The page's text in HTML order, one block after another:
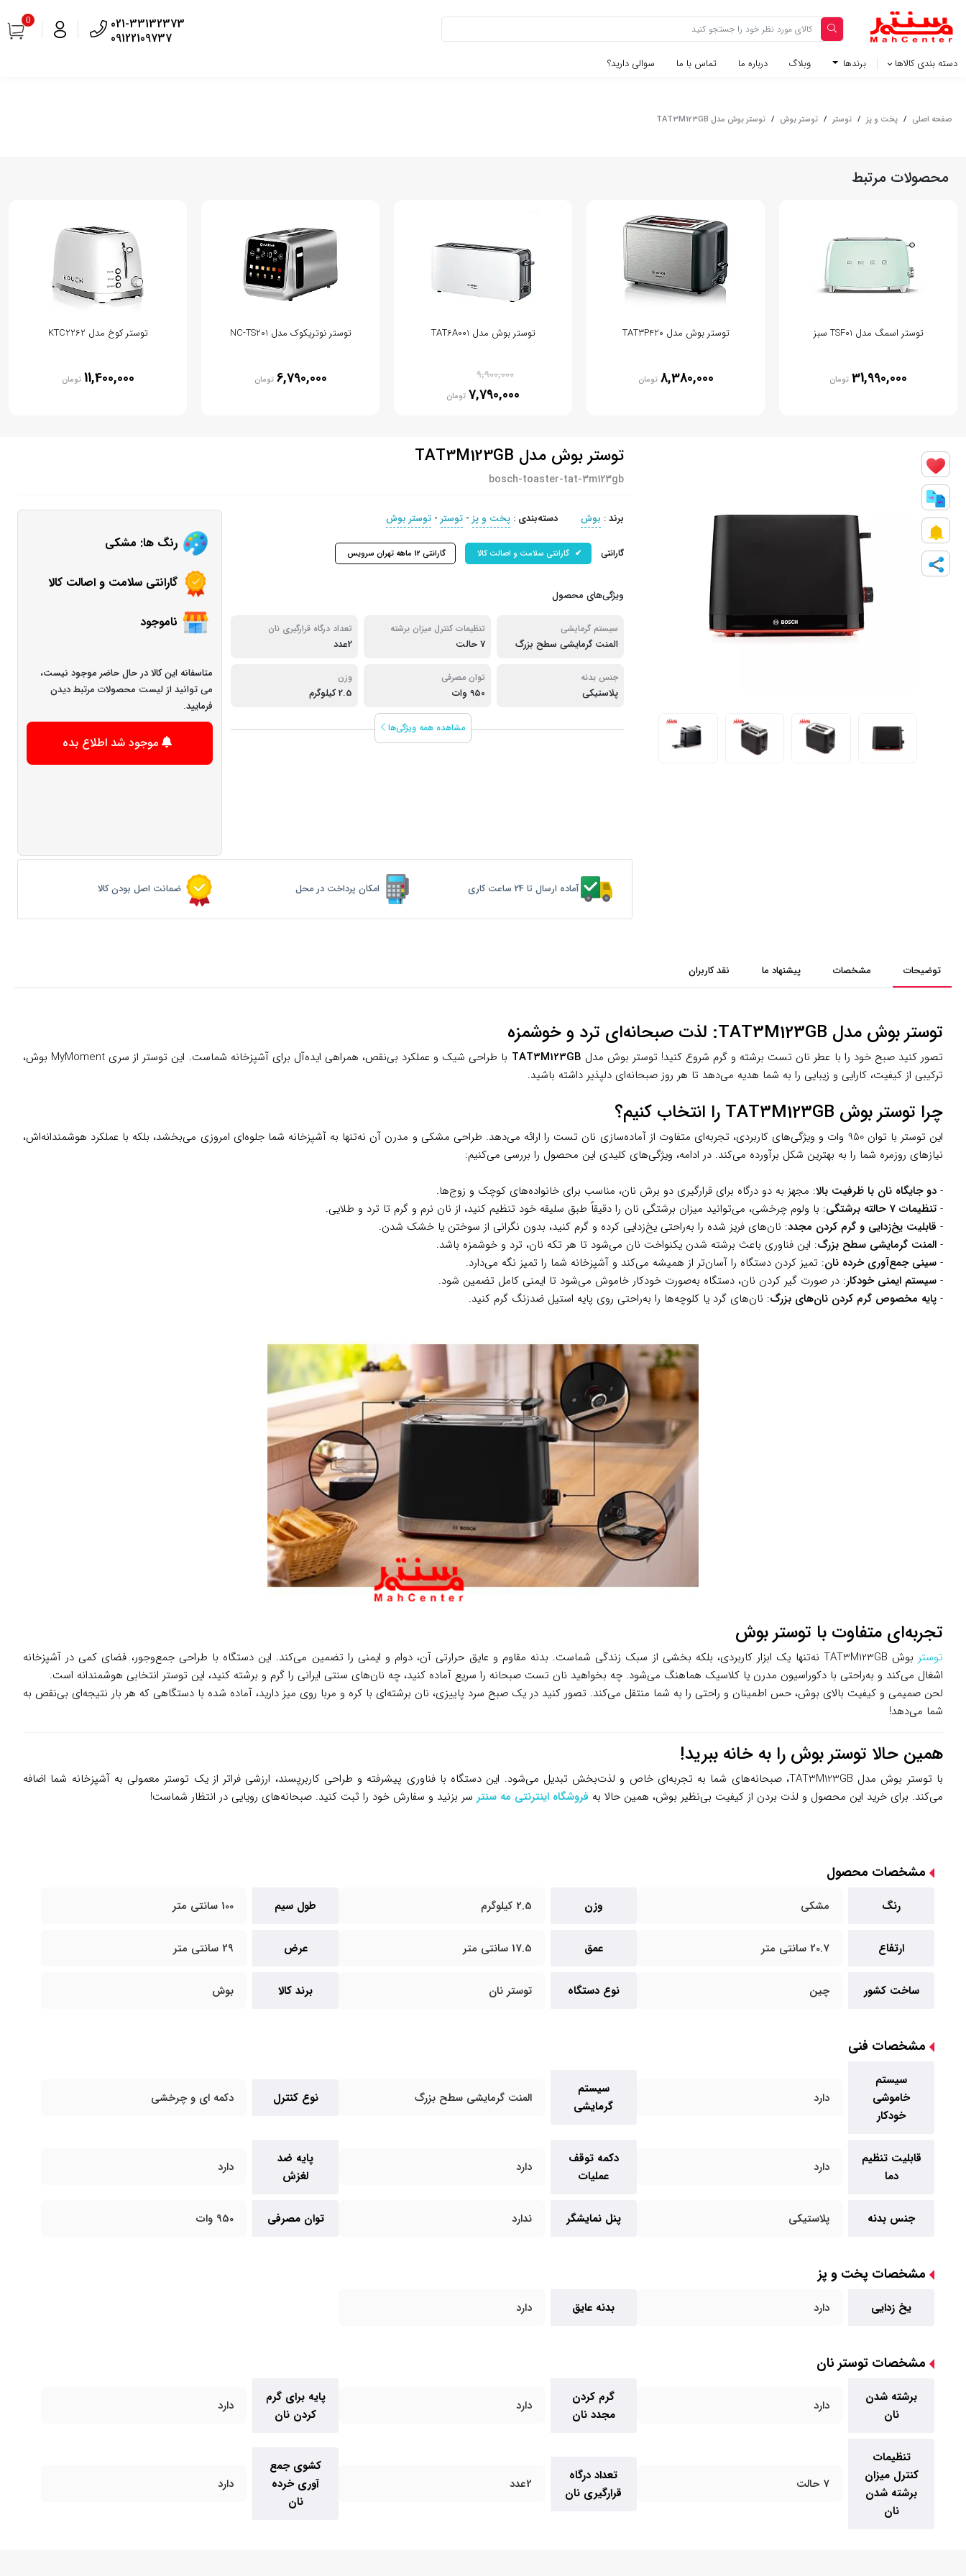
021-33132373
09122109737
0
دسته بندی کالاها برندها وبلاگ‌ درباره ما تماس با ما سوالی دارید؟
صفحه اصلی / پخت و پز / توستر / توستر بوش / توستر بوش مدل TAT3M123GB
محصولات مرتبط
توستر اسمگ مدل TSF01 سبز
31,990,000 تومان
توستر بوش مدل TAT3P420
8,380,000 تومان
توستر بوش مدل TAT6A001
9,900,000
7,790,000 تومان
توستر نوتریکوک مدل ‎NC-TS201
6,790,000 تومان
توستر کوخ مدل KTC2262
11,400,000 تومان
توستر بوش مدل TAT3M123GB
bosch-toaster-tat-3m123gb
برند: بوش دسته‌بندی : پخت و پز - توستر - توستر بوش
گارانتی گارانتی سلامت و اصالت کالا گارانتی 12 ماهه تهران سرویس
ویژگی‌های محصول
سیستم گرمایشی
المنت گرمایشی سطح بزرگ
تنظیمات کنترل میزان برشته
شدن نان
7 حالت
تعداد درگاه قرارگیری نان
2عدد
جنس بدنه
پلاستیکی
توان مصرفی
950 وات
وزن
2.5 کیلوگرم
مشاهده همه ویژگی‌ها
رنگ ها: مشکی
گارانتی سلامت و اصالت کالا
ناموجود
متاسفانه این کالا در حال حاضر موجود نیست،
می توانید از لیست محصولات مرتبط دیدن
فرمایید.
موجود شد اطلاع بده
آماده ارسال تا 24 ساعت کاری امکان پرداخت در محل ضمانت اصل بودن کالا
توضیحات مشخصات پیشنهاد ما نقد کاربران
توستر بوش مدل TAT3M123GB: لذت صبحانه‌ای ترد و خوشمزه
تصور کنید صبح خود را با عطر نان تست برشته و گرم شروع کنید! توستر بوش مدل TAT3M123GB
با طراحی شیک و عملکرد بی‌نقص، همراهی ایده‌آل برای آشپزخانه شماست. این توستر از سری MyMoment بوش،
ترکیبی از کیفیت، کارایی و زیبایی را به شما هدیه می‌دهد تا هر روز صبحانه‌ای دلپذیر داشته باشید.
چرا توستر بوش TAT3M123GB را انتخاب کنیم؟
این توستر با توان 950 وات و ویژگی‌های کاربردی، تجربه‌ای متفاوت از آماده‌سازی نان تست را ارائه می‌دهد. طراحی مشکی و مدرن آن نه‌تنها به آشپزخانه شما جلوه‌ای امروزی می‌بخشد، بلکه با عملکرد هوشمندانه‌اش،
نیازهای روزمره شما را به بهترین شکل برآورده می‌کند. در ادامه، ویژگی‌های کلیدی این محصول را بررسی می‌کنیم:
- دو جایگاه نان با ظرفیت بالا: مجهز به دو درگاه برای قرارگیری دو برش نان، مناسب برای خانواده‌های کوچک و زوج‌ها.
- تنظیمات 7 حالته برشتگی
: با ولوم چرخشی، می‌توانید میزان برشتگی نان را دقیقاً طبق سلیقه خود تنظیم کنید، از نان نرم و گرم تا ترد و طلایی.
- قابلیت یخ‌زدایی و گرم کردن مجدد: نان‌های فریز شده را به‌راحتی یخ‌زدایی کرده و گرم کنید، بدون نگرانی از سوختن یا خشک شدن.
- المنت گرمایشی سطح بزرگ: این فناوری باعث برشته شدن یکنواخت نان می‌شود تا هر تکه نان، ترد و خوشمزه باشد.
- سینی جمع‌آوری خرده نان: تمیز کردن دستگاه را آسان‌تر از همیشه می‌کند و آشپزخانه شما را تمیز نگه می‌دارد.
- سیستم ایمنی خودکار: در صورت گیر کردن نان، دستگاه به‌صورت خودکار خاموش می‌شود تا ایمنی کامل تضمین شود.
- پایه مخصوص گرم کردن نان‌های بزرگ: نان‌های گرد یا کلوچه‌ها را به‌راحتی روی پایه استیل ضدزنگ گرم کنید.
تجربه‌ای متفاوت با توستر بوش
توستر
بوش TAT3M123GB نه‌تنها یک ابزار کاربردی، بلکه بخشی از سبک زندگی شماست. بدنه مقاوم و عایق حرارتی آن، دوام و ایمنی را تضمین می‌کند. این دستگاه با طراحی جمع‌وجور، فضای کمی در آشپزخانه
اشغال می‌کند و به‌راحتی با دکوراسیون مدرن یا کلاسیک هماهنگ می‌شود. چه بخواهید نان تست صبحانه را سریع آماده کنید، چه نان‌های سنتی ایرانی را گرم و برشته کنید، این توستر انتخابی هوشمندانه است.
لحن صمیمی و کیفیت بالای بوش، حس اطمینان و راحتی را به شما منتقل می‌کند. تصور کنید در یک صبح سرد پاییزی، نان برشته‌ای با کره و مربا روی میز دارید، آماده شده با دستگاهی که هر بار نتیجه‌ای بی‌نقص به
شما می‌دهد!
همین حالا توستر بوش را به خانه ببرید!
با توستر بوش مدل TAT3M123GB، صبحانه‌های شما به تجربه‌ای خاص و لذت‌بخش تبدیل می‌شود. این دستگاه با فناوری پیشرفته و طراحی کاربرپسند، ارزشی فراتر از یک توستر معمولی به آشپزخانه شما اضافه
می‌کند. برای خرید این محصول و لذت بردن از کیفیت بی‌نظیر بوش، همین حالا به فروشگاه اینترنتی مه سنتر سر بزنید و سفارش خود را ثبت کنید. صبحانه‌های رویایی در انتظار شماست!
مشخصات محصول
رنگ مشکی وزن 2.5 کیلوگرم طول سیم 100 سانتی متر
ارتفاع 20.7 سانتی متر عمق 17.5 سانتی متر عرض 29 سانتی متر
ساخت کشور چین نوع دستگاه توستر نان برند کالا بوش
مشخصات فنی
سیستم
خاموشی
خودکار
دارد
سیستم
گرمایشی
المنت گرمایشی سطح بزرگ نوع کنترل دکمه ای و چرخشی
قابلیت تنظیم
دما
دارد
دکمه توقف
عملیات
دارد
پایه ضد
لغزش
دارد
جنس بدنه پلاستیکی پنل نمایشگر ندارد توان مصرفی 950 وات
مشخصات پخت و پز
یخ زدایی دارد بدنه عایق دارد
مشخصات توستر نان
برشته شدن
نان
دارد
گرم کردن
مجدد نان
دارد
پایه برای گرم
کردن نان
دارد
تنظیمات
کنترل میزان
برشته شدن
نان
7 حالت
تعداد درگاه
قرارگیری نان
2عدد
کشوی جمع
آوری خرده
نان
دارد